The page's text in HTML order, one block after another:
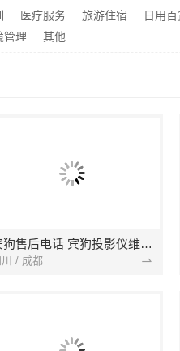
饰 推荐
医疗服务 旅游住宿 日用
管理 其他
宾狗售后电话 宾狗投影仪维修网点 M6无法开机 暗屏
川 / 成都